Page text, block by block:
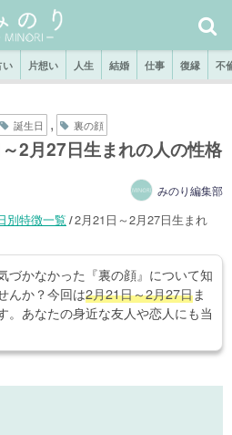
い 片想い 人生 結婚 仕事 復縁 不
誕生日 , 裏の顔
2月27日生まれの人の性格
みのり編集部
別特徴一覧 2月21日～2月27日生まれ
づかなかった『裏の顔』について知
んか？今回は2月21日～2月27日ま
。あなたの身近な友人や恋人にも当